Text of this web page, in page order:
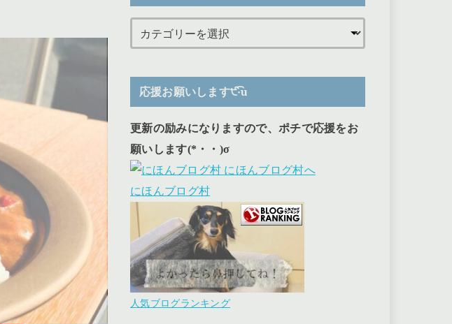
応援お願いします੯‧̀͡u
更新の励みになりますので、ポチで応援をお
願いします(*・・)σ
にほんブログ村
人気ブログランキング